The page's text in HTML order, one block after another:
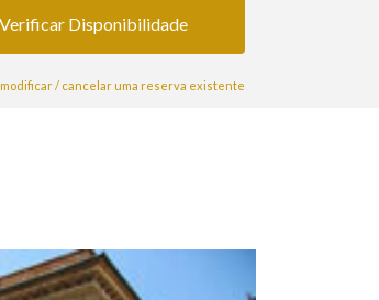
modificar / cancelar uma reserva existente